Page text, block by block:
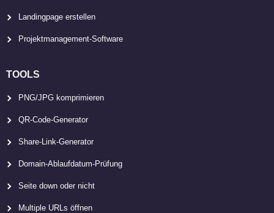
Landingpage erstellen
Projektmanagement-Software
TOOLS
PNG/JPG komprimieren
QR-Code-Generator
Share-Link-Generator
Domain-Ablaufdatum-Prüfung
Seite down oder nicht
Multiple URLs öffnen